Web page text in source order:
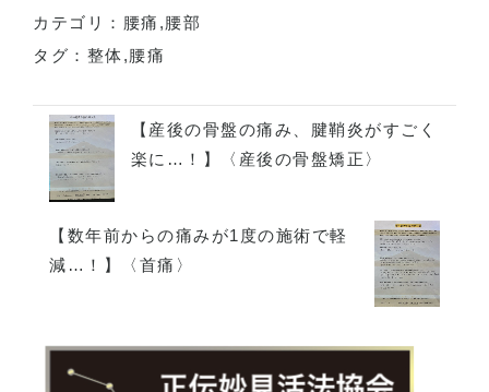
カテゴリ： 腰痛 ,腰部
タグ： 整体,腰痛
【産後の骨盤の痛み、腱鞘炎がすごく
楽に…！】〈産後の骨盤矯正〉
【数年前からの痛みが1度の施術で軽
減…！】〈首痛〉